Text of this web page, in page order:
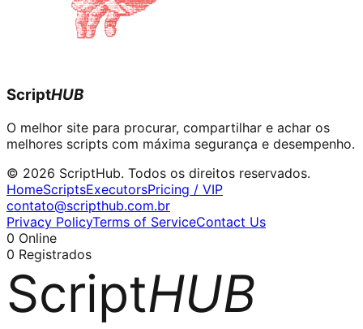
ScriptHUB
O melhor site para procurar, compartilhar e achar os
melhores scripts com máxima segurança e desempenho.
© 2026 ScriptHub. Todos os direitos reservados.
HomeScriptsExecutorsPricing / VIP
contato@scripthub.com.br
Privacy PolicyTerms of ServiceContact Us
0 Online
0 Registrados
ScriptHUB